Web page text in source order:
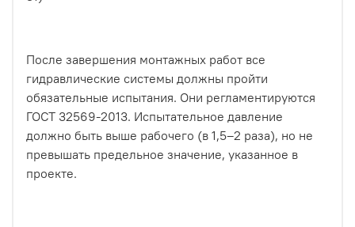
После завершения монтажных работ все
гидравлические системы должны пройти
обязательные испытания. Они регламентируются
ГОСТ 32569-2013. Испытательное давление
должно быть выше рабочего (в 1,5–2 раза), но не
превышать предельное значение, указанное в
проекте.